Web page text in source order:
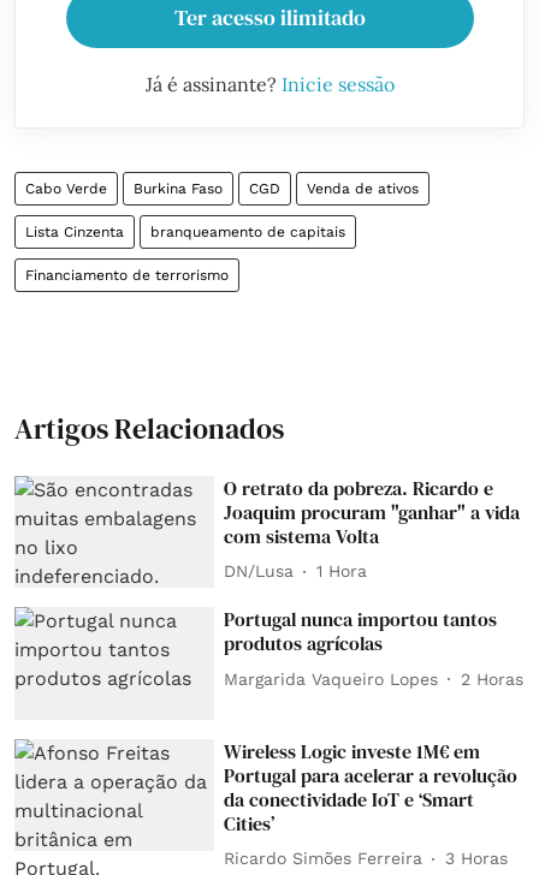
Ter acesso ilimitado
Já é assinante? Inicie sessão
Cabo Verde Burkina Faso CGD Venda de ativos
Lista Cinzenta branqueamento de capitais
Financiamento de terrorismo
Artigos Relacionados
O retrato da pobreza. Ricardo e
Joaquim procuram "ganhar" a vida
com sistema Volta
DN/Lusa 1 Hora
Portugal nunca importou tantos
produtos agrícolas
Margarida Vaqueiro Lopes 2 Horas
Wireless Logic investe 1M€ em
Portugal para acelerar a revolução
da conectividade IoT e ‘Smart
Cities’
Ricardo Simões Ferreira 3 Horas